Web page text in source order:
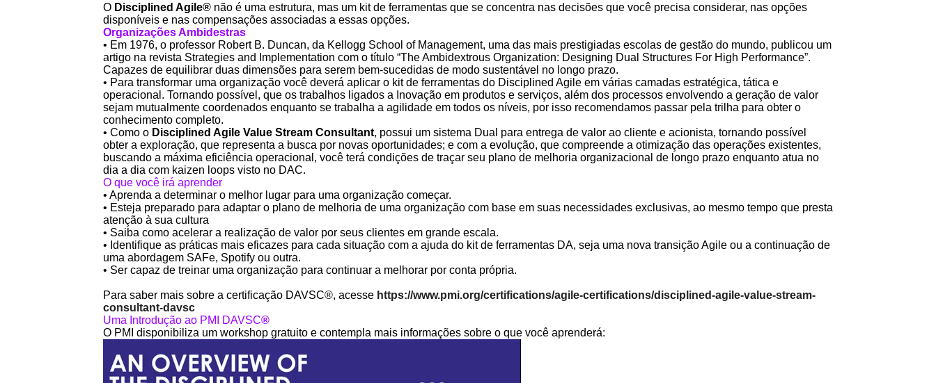
O Disciplined Agile® não é uma estrutura, mas um kit de ferramentas que se concentra nas decisões que você precisa considerar, nas opções
disponíveis e nas compensações associadas a essas opções.
Organizações Ambidestras
• Em 1976, o professor Robert B. Duncan, da Kellogg School of Management, uma das mais prestigiadas escolas de gestão do mundo, publicou um
artigo na revista Strategies and Implementation com o título “The Ambidextrous Organization: Designing Dual Structures For High Performance”.
Capazes de equilibrar duas dimensões para serem bem-sucedidas de modo sustentável no longo prazo.
• Para transformar uma organização você deverá aplicar o kit de ferramentas do Disciplined Agile em várias camadas estratégica, tática e
operacional. Tornando possível, que os trabalhos ligados a Inovação em produtos e serviços, além dos processos envolvendo a geração de valor
sejam mutualmente coordenados enquanto se trabalha a agilidade em todos os níveis, por isso recomendamos passar pela trilha para obter o
conhecimento completo.
• Como o Disciplined Agile Value Stream Consultant, possui um sistema Dual para entrega de valor ao cliente e acionista, tornando possível
obter a exploração, que representa a busca por novas oportunidades; e com a evolução, que compreende a otimização das operações existentes,
buscando a máxima eficiência operacional, você terá condições de traçar seu plano de melhoria organizacional de longo prazo enquanto atua no
dia a dia com kaizen loops visto no DAC.
O que você irá aprender
• Aprenda a determinar o melhor lugar para uma organização começar.
• Esteja preparado para adaptar o plano de melhoria de uma organização com base em suas necessidades exclusivas, ao mesmo tempo que presta
atenção à sua cultura
• Saiba como acelerar a realização de valor por seus clientes em grande escala.
• Identifique as práticas mais eficazes para cada situação com a ajuda do kit de ferramentas DA, seja uma nova transição Agile ou a continuação de
uma abordagem SAFe, Spotify ou outra.
• Ser capaz de treinar uma organização para continuar a melhorar por conta própria.
Para saber mais sobre a certificação DAVSC®, acesse https://www.pmi.org/certifications/agile-certifications/disciplined-agile-value-stream-
consultant-davsc
Uma Introdução ao PMI DAVSC®
O PMI disponibiliza um workshop gratuito e contempla mais informações sobre o que você aprenderá: